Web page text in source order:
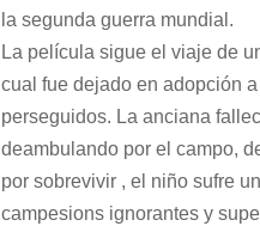
la segunda guerra mundial.
La película sigue el viaje de
cual fue dejado en adopción
perseguidos. La anciana
deambulando por el campo,
por sobrevivir , el niño sufre
campesions ignorantes y